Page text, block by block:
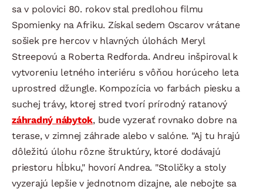
sa v polovici 80. rokov stal predlohou filmu
Spomienky na Afriku. Získal sedem Oscarov vrátane
sošiek pre hercov v hlavných úlohách Meryl
Streepovú a Roberta Redforda. Andreu inšpiroval k
vytvoreniu letného interiéru s vôňou horúceho leta
uprostred džungle. Kompozícia vo farbách piesku a
suchej trávy, ktorej stred tvorí prírodný ratanový
záhradný nábytok, bude vyzerať rovnako dobre na
terase, v zimnej záhrade alebo v salóne. "Aj tu hrajú
dôležitú úlohu rôzne štruktúry, ktoré dodávajú
priestoru hĺbku," hovorí Andrea. "Stoličky a stoly
vyzerajú lepšie v jednotnom dizajne, ale nebojte sa